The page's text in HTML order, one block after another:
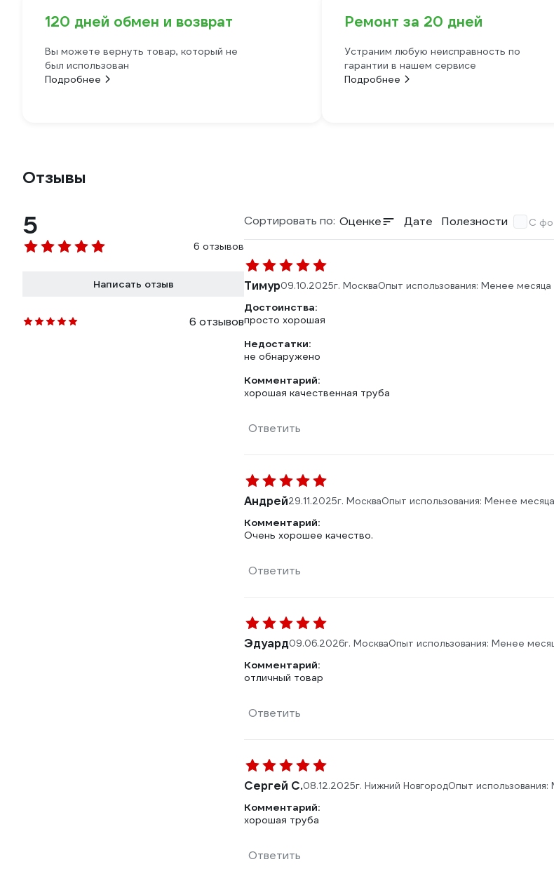
120 дней обмен и возврат
Вы можете вернуть товар, который не
был использован
Подробнее
Ремонт за 20 дней
Устраним любую неисправность по
гарантии в нашем сервисе
Подробнее
Отзывы
5
6 отзывов
Написать отзыв
6 отзывов
Сортировать по: Оценке Дате Полезности С
Тимур09.10.2025г. МоскваОпыт использования: Менее месяца
Достоинства:
просто хорошая
Недостатки:
не обнаружено
Комментарий:
хорошая качественная труба
Ответить
Андрей29.11.2025г. МоскваОпыт использования: Менее месяца
Комментарий:
Очень хорошее качество.
Ответить
Эдуард09.06.2026г. МоскваОпыт использования: Менее
Комментарий:
отличный товар
Ответить
Сергей С.08.12.2025г. Нижний НовгородОпыт
Комментарий:
хорошая труба
Ответить